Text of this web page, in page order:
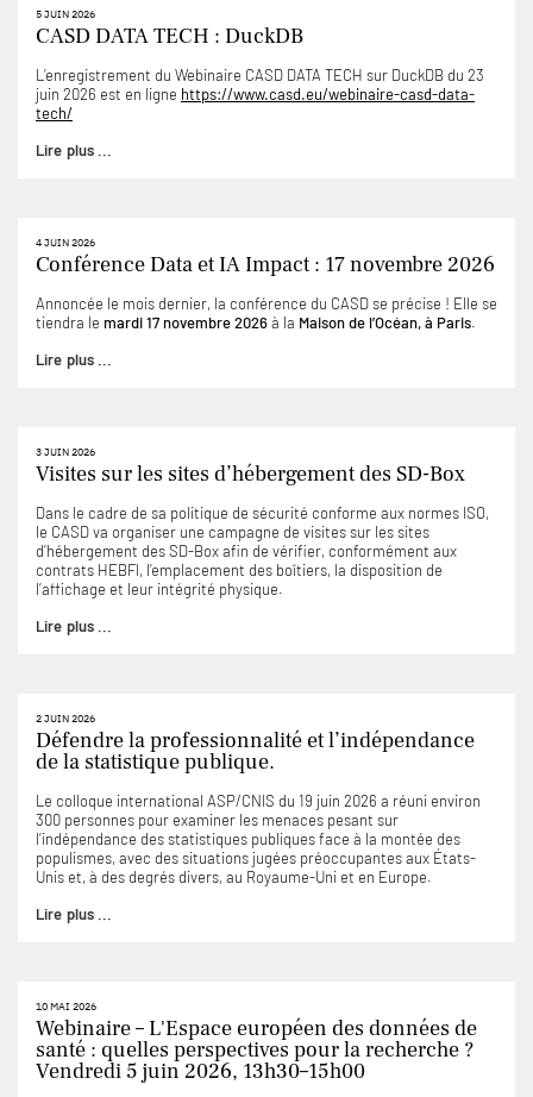
5 JUIN 2026
CASD DATA TECH : DuckDB
L’enregistrement du Webinaire CASD DATA TECH sur DuckDB du 23
juin 2026 est en ligne https://www.casd.eu/webinaire-casd-data-
tech/
Lire plus ...
4 JUIN 2026
Conférence Data et IA Impact : 17 novembre 2026
Annoncée le mois dernier, la conférence du CASD se précise ! Elle se
tiendra le mardi 17 novembre 2026à la Maison de l’Océan, à Paris.
Lire plus ...
3 JUIN 2026
Visites sur les sites d’hébergement des SD-Box
Dans le cadre de sa politique de sécurité conforme aux normes ISO,
le CASD va organiser une campagne de visites sur les sites
d’hébergement des SD-Box afin de vérifier, conformément aux
contrats HEBFI, l’emplacement des boîtiers, la disposition de
l’affichage et leur intégrité physique.
Lire plus ...
2 JUIN 2026
Défendre la professionnalité et l’indépendance
de la statistique publique.
Le colloque international ASP/CNIS du 19 juin 2026 a réuni environ
300 personnes pour examiner les menaces pesant sur
l’indépendance des statistiques publiques face à la montée des
populismes, avec des situations jugées préoccupantes aux États-
Unis et, à des degrés divers, au Royaume-Uni et en Europe.
Lire plus ...
10 MAI 2026
Webinaire – L'Espace européen des données de
santé : quelles perspectives pour la recherche ?
Vendredi 5 juin 2026, 13h30–15h00